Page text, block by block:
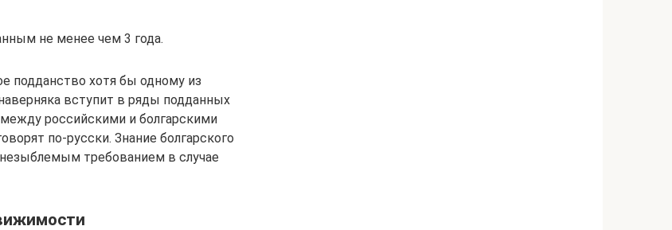
не менее чем 3 года.
подданство хотя бы одному из
вступит в ряды подданных
между российскими и болгарскими
по-русски. Знание болгарского
требованием в случае